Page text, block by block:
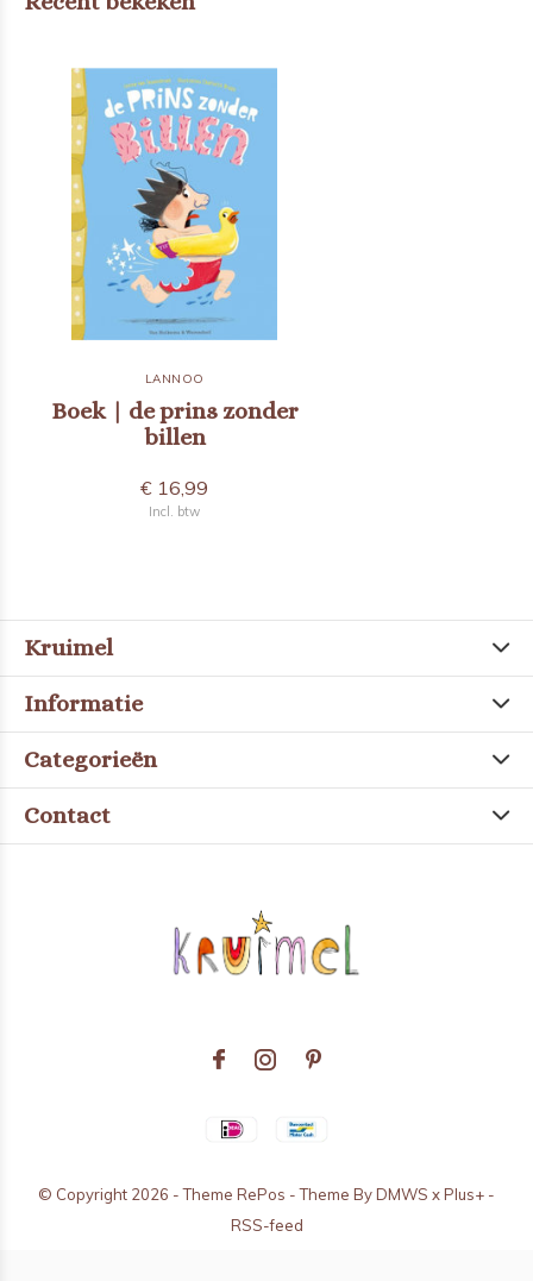
LANNOO
Boek | de prins zonder
billen
€ 16,99
Incl. btw
Kruimel
Informatie
Categorieën
Contact
© Copyright 2026 - Theme RePos - Theme ByDMWS xPlus+ -
RSS-feed